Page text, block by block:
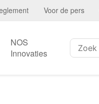
Voor de pers
NOS
Innovaties
Zoeken: